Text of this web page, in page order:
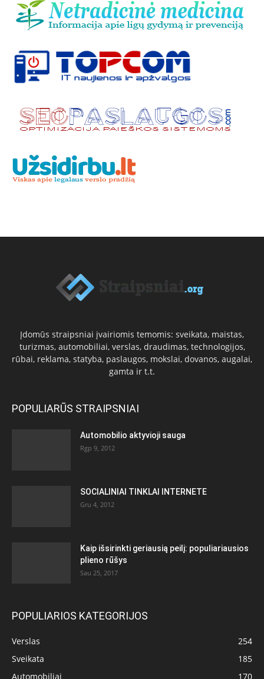
Įdomūs straipsniai įvairiomis temomis: sveikata, maistas,
turizmas, automobiliai, verslas, draudimas, technologijos,
rūbai, reklama, statyba, paslaugos, mokslai, dovanos, augalai,
gamta ir t.t.
POPULIARŪS STRAIPSNIAI
Automobilio aktyvioji sauga
Rgp 9, 2012
SOCIALINIAI TINKLAI INTERNETE
Gru 4, 2012
Kaip išsirinkti geriausią peilį: populiariausios
plieno rūšys
Sau 25, 2017
POPULIARIOS KATEGORIJOS
Verslas
254
Sveikata
185
Automobiliai
170